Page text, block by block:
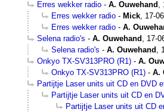
Erres wekker radio - A. Ouwehand ,
Erres wekker radio - Mick, 17-
Erres wekker radio - A.
Selena radio's - A. Ouwehand , 17-
Selena radio's - A. Ouwehand ,
Onkyo TX-SV313PRO (R1) - A.
Onkyo TX-SV313PRO (R1) - A.
Partijtje Laser units uit CD en DVD
Partijtje Laser units uit CD en
Partijtje Laser units uit CD